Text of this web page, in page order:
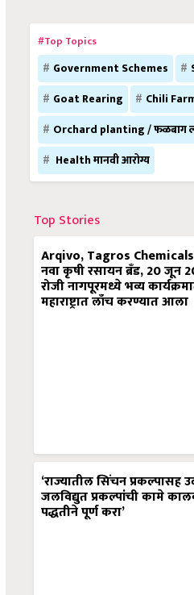
#Top Topics
Government Schemes
Goat Rearing
Chili
Orchard planting / फळबाग
Health मानवी आरोग्य
Top Stories
Arqivo, Tagros
नवा कृषी रसायन ब्रँड, 20 जून
रोजी नागपूरमध्ये भव्य
महाराष्ट्रात लाँच करण्यात आला
‘राज्यातील सिंचन प्रकल्पासह
जलविद्युत प्रकल्पांची कामे
पद्धतीने पूर्ण करा’